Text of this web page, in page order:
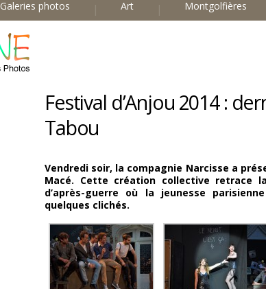
Galeries photos Art Montgolfières
Festival d’Anjou 2014 :
Tabou
Vendredi soir, la compagnie Narcisse a
Macé. Cette création collective retrace
d’après-guerre où la jeunesse
quelques clichés.